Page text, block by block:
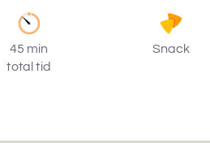
45 min
total tid
Snack